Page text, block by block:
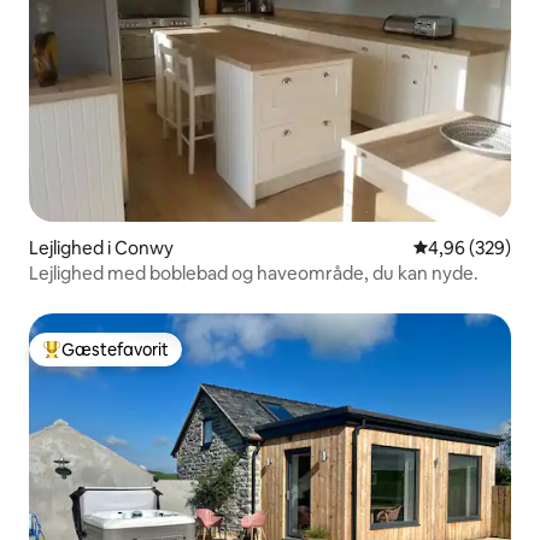
Lejlighed i Conwy 4,96 ud af 5 i
4,96 (329)
Lejlighed med boblebad og haveområde, du kan nyde.
Bedste gæstefavorit
Gæstefavorit